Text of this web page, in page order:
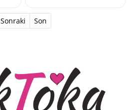
Sonraki Son